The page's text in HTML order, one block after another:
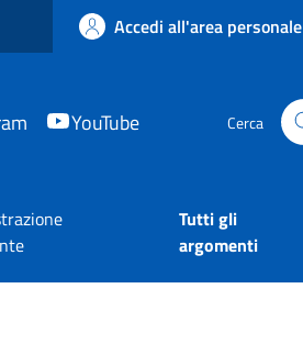
Accedi all'area personale
YouTube Cerca
Tutti gli
argomenti